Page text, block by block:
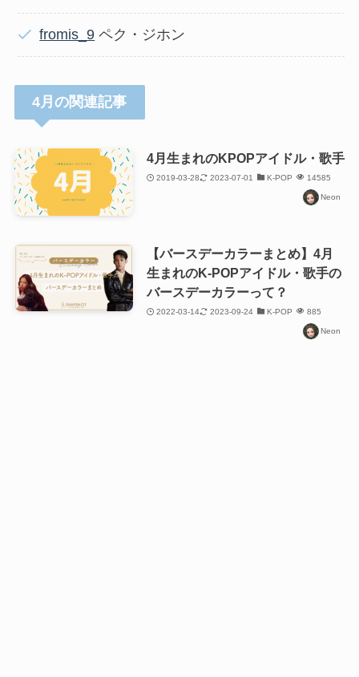
fromis_9 ペク・ジホン
4月の関連記事
4月生まれのKPOPアイドル・歌手
2019-03-28 2023-07-01 K-POP 14585
Neon
【バースデーカラーまとめ】4月
生まれのK-POPアイドル・歌手の
バースデーカラーって？
2022-03-14 2023-09-24 K-POP 885
Neon